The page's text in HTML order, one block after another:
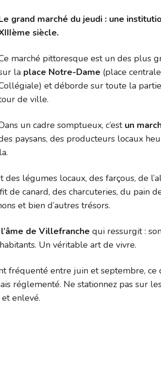
grand marché du jeudi : une
siècle.
marché pittoresque est un des plus
la place Notre-Dame (place
et déborde sur toute la
de ville.
un cadre somptueux, c’estun
paysans, des producteurs locaux
légumes locaux, des farçous, de
de canard, des charcuteries, du pain
et bien d’autres trésors.
l’âme de Villefranche qui ressurgit :
Un véritable art de vivre.
fréquenté entre juin et septembre,
réglementé. Ne stationnez pas sur
enlevé.